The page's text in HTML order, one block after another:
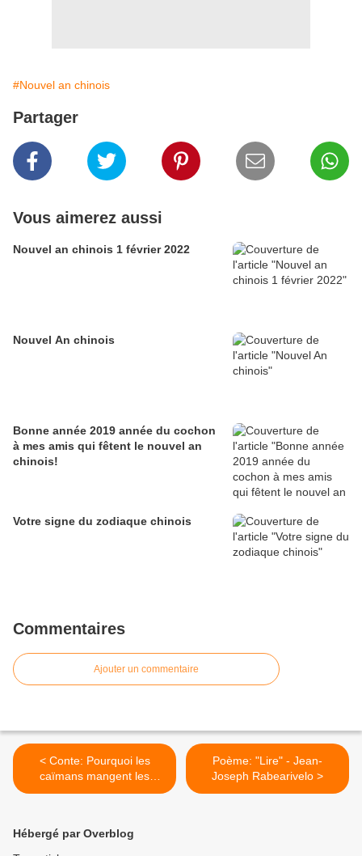
#Nouvel an chinois
Partager
Vous aimerez aussi
Nouvel an chinois 1 février 2022
Nouvel An chinois
Bonne année 2019 année du cochon
à mes amis qui fêtent le nouvel an
chinois!
Votre signe du zodiaque chinois
Commentaires
Ajouter un commentaire
< Conte: Pourquoi les
caïmans mangent les
chiens
Poème: "Lire" - Jean-
Joseph Rabearivelo >
Hébergé par Overblog